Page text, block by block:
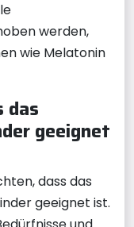
werden,
wie Melatonin
das
geeignet
dass das
geeignet ist.